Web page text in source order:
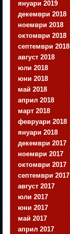
януари 2019
декември 2018
ноември 2018
октомври 2018
септември 2018
август 2018
юли 2018
юни 2018
май 2018
април 2018
март 2018
февруари 2018
януари 2018
декември 2017
ноември 2017
октомври 2017
септември 2017
август 2017
юли 2017
юни 2017
май 2017
април 2017